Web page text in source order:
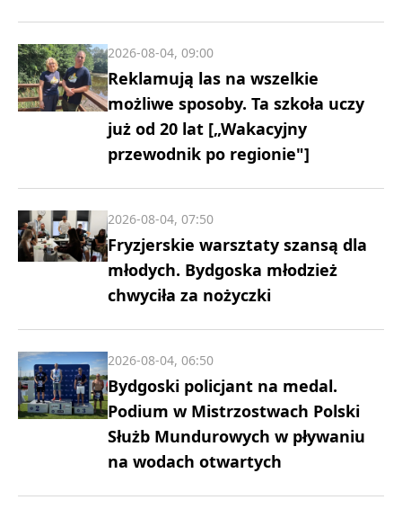
Reklamują las na wszelkie
możliwe sposoby. Ta szkoła uczy
już od 20 lat [„Wakacyjny
przewodnik po regionie"]
2026-08-04, 09:00
Fryzjerskie warsztaty szansą dla
młodych. Bydgoska młodzież
chwyciła za nożyczki
2026-08-04, 07:50
Bydgoski policjant na medal.
Podium w Mistrzostwach Polski
Służb Mundurowych w pływaniu
na wodach otwartych
2026-08-04, 06:50